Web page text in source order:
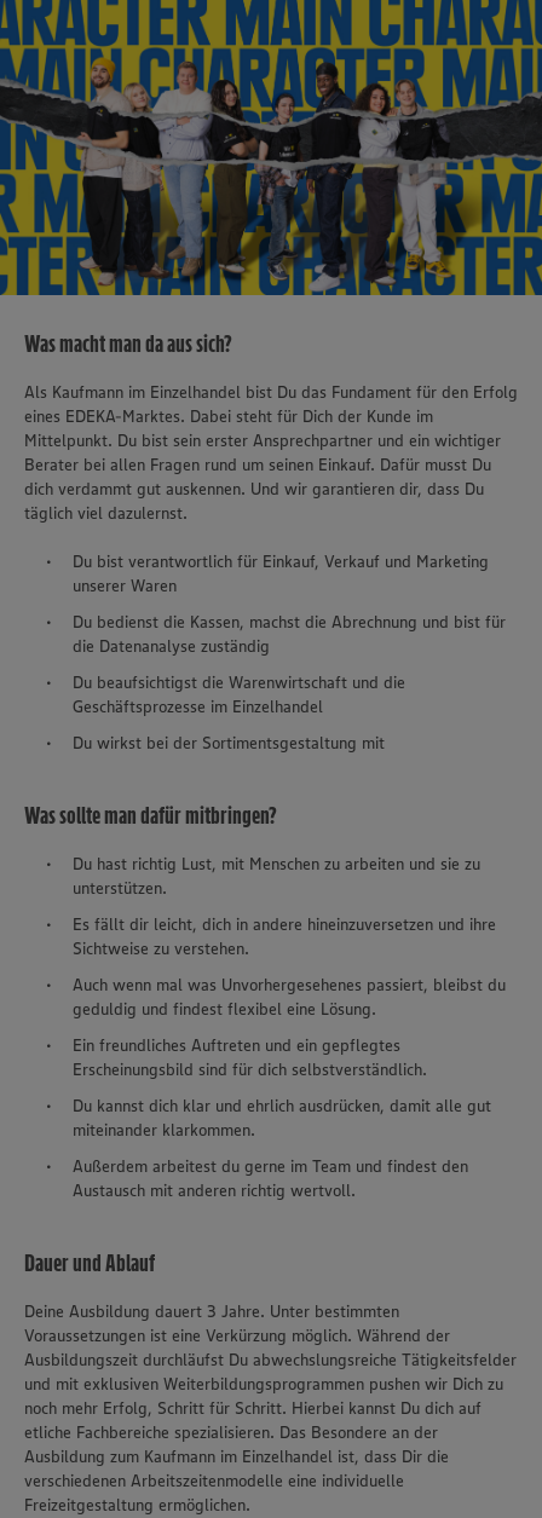
Was macht man da aus sich?
Als Kaufmann im Einzelhandel bist Du das Fundament für den Erfolg
eines EDEKA-Marktes. Dabei steht für Dich der Kunde im
Mittelpunkt. Du bist sein erster Ansprechpartner und ein wichtiger
Berater bei allen Fragen rund um seinen Einkauf. Dafür musst Du
dich verdammt gut auskennen. Und wir garantieren dir, dass Du
täglich viel dazulernst.
Du bist verantwortlich für Einkauf, Verkauf und Marketing
unserer Waren
Du bedienst die Kassen, machst die Abrechnung und bist für
die Datenanalyse zuständig
Du beaufsichtigst die Warenwirtschaft und die
Geschäftsprozesse im Einzelhandel
Du wirkst bei der Sortimentsgestaltung mit
Was sollte man dafür mitbringen?
Du hast richtig Lust, mit Menschen zu arbeiten und sie zu
unterstützen.
Es fällt dir leicht, dich in andere hineinzuversetzen und ihre
Sichtweise zu verstehen.
Auch wenn mal was Unvorhergesehenes passiert, bleibst du
geduldig und findest flexibel eine Lösung.
Ein freundliches Auftreten und ein gepflegtes
Erscheinungsbild sind für dich selbstverständlich.
Du kannst dich klar und ehrlich ausdrücken, damit alle gut
miteinander klarkommen.
Außerdem arbeitest du gerne im Team und findest den
Austausch mit anderen richtig wertvoll.
Dauer und Ablauf
Deine Ausbildung dauert 3 Jahre. Unter bestimmten
Voraussetzungen ist eine Verkürzung möglich. Während der
Ausbildungszeit durchläufst Du abwechslungsreiche Tätigkeitsfelder
und mit exklusiven Weiterbildungsprogrammen pushen wir Dich zu
noch mehr Erfolg, Schritt für Schritt. Hierbei kannst Du dich auf
etliche Fachbereiche spezialisieren. Das Besondere an der
Ausbildung zum Kaufmann im Einzelhandel ist, dass Dir die
verschiedenen Arbeitszeitenmodelle eine individuelle
Freizeitgestaltung ermöglichen.